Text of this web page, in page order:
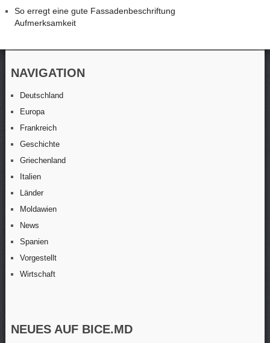
So erregt eine gute Fassadenbeschriftung
Aufmerksamkeit
NAVIGATION
Deutschland
Europa
Frankreich
Geschichte
Griechenland
Italien
Länder
Moldawien
News
Spanien
Vorgestellt
Wirtschaft
NEUES AUF BICE.MD